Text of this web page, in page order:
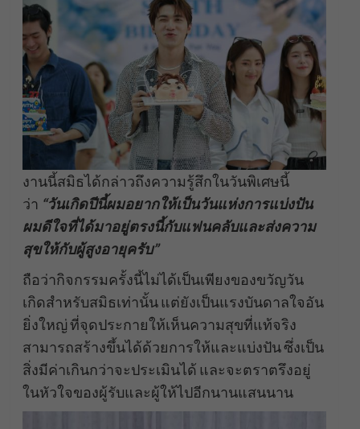
งานนี้สมิธได้กล่าวถึงความรู้สึกในวันพิเศษนี้
ว่า “วันเกิดปีนี้ผมอยากให้เป็นวันแห่งการแบ่งปัน
ผมดีใจที่ได้มาอยู่ตรงนี้กับแฟนคลับและส่งความ
สุขให้กับผู้สูงอายุครับ”
ถือว่ากิจกรรมครั้งนี้ไม่ได้เป็นเพียงของขวัญวัน
เกิดสำหรับสมิธเท่านั้น แต่ยังเป็นแรงบันดาลใจอัน
ยิ่งใหญ่ ที่จุดประกายให้เห็นความสุขที่แท้จริง
สามารถสร้างขึ้นได้ด้วยการให้และแบ่งปัน ซึ่งเป็น
สิ่งมีค่าเกินกว่าจะประเมินได้ และจะตราตรึงอยู่
ในหัวใจของผู้รับและผู้ให้ไปอีกนานแสนนาน